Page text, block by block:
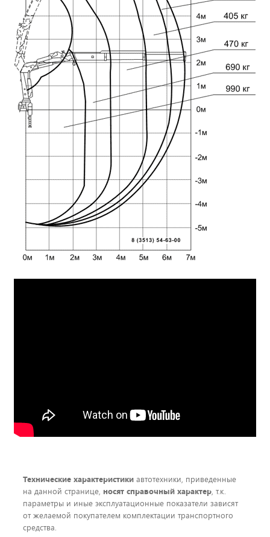
Технические характеристики автотехники, приведенные
на данной странице, носят справочный характер, т.к.
параметры и иные эксплуатационные показатели зависят
от желаемой покупателем комплектации транспортного
средства.